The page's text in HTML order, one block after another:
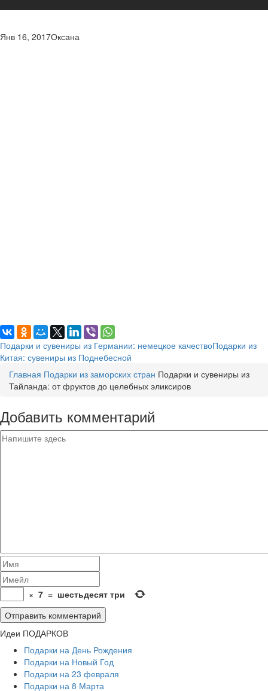
Янв 16, 2017Оксана
Подарки и сувениры из Германии: немецкое качествоПодарки из
Китая: сувениры из Поднебесной
Главная Подарки из заморских стран Подарки и сувениры из
Тайланда: от фруктов до целебных эликсиров
Добавить комментарий
× 7 = шестьдесят три
Идеи ПОДАРКОВ
Подарки на День Рождения
Подарки на Новый Год
Подарки на 23 февраля
Подарки на 8 Марта